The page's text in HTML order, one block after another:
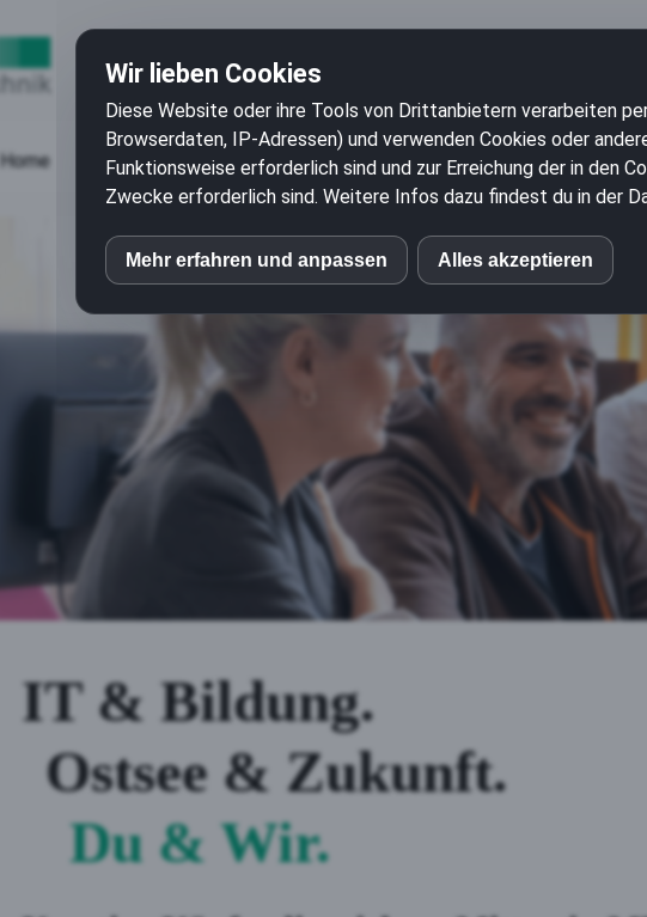
Home IT Weiterbildung IT Beratung Software Entwicklung
IT & Bildung.
Ostsee & Zukunft.
Du & Wir.
Wir lieben Cookies
Diese Website oder ihre Tools von Drittanbietern verarbeiten
Browserdaten, IP-Adressen) und verwenden Cookies oder
Funktionsweise erforderlich sind und zur Erreichung der in den
Zwecke erforderlich sind. Weitere Infos dazu findest du in der
inCMS
Matomo (Piwik)
Google Fonts
Auswahl akzeptieren
Mehr erfahren und anpassen Alles akzeptieren